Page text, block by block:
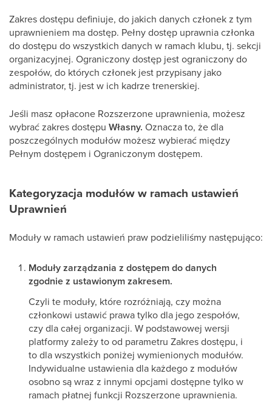
Zakres dostępu definiuje, do jakich danych członek z tym
uprawnieniem ma dostęp. Pełny dostęp uprawnia członka
do dostępu do wszystkich danych w ramach klubu, tj. sekcji
organizacyjnej. Ograniczony dostęp jest ograniczony do
zespołów, do których członek jest przypisany jako
administrator, tj. jest w ich kadrze trenerskiej.
Jeśli masz opłacone Rozszerzone uprawnienia, możesz
wybrać zakres dostępu Własny. Oznacza to, że dla
poszczególnych modułów możesz wybierać między
Pełnym dostępem i Ograniczonym dostępem.
Kategoryzacja modułów w ramach ustawień
Uprawnień
Moduły w ramach ustawień praw podzieliliśmy następująco:
Moduły zarządzania z dostępem do danych
zgodnie z ustawionym zakresem.
Czyli te moduły, które rozróżniają, czy można
członkowi ustawić prawa tylko dla jego zespołów,
czy dla całej organizacji. W podstawowej wersji
platformy zależy to od parametru Zakres dostępu, i
to dla wszystkich poniżej wymienionych modułów.
Indywidualne ustawienia dla każdego z modułów
osobno są wraz z innymi opcjami dostępne tylko w
ramach płatnej funkcji Rozszerzone uprawnienia.